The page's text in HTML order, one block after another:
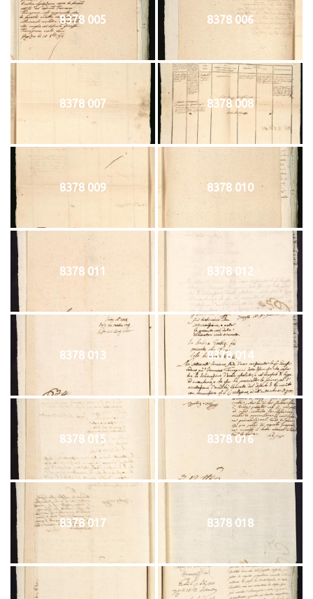
8378 005 8378 006
8378 007 8378 008
8378 009 8378 010
8378 011 8378 012
8378 013 8378 014
8378 015 8378 016
8378 017 8378 018